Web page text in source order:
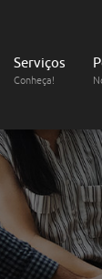
Serviços
Conheça!